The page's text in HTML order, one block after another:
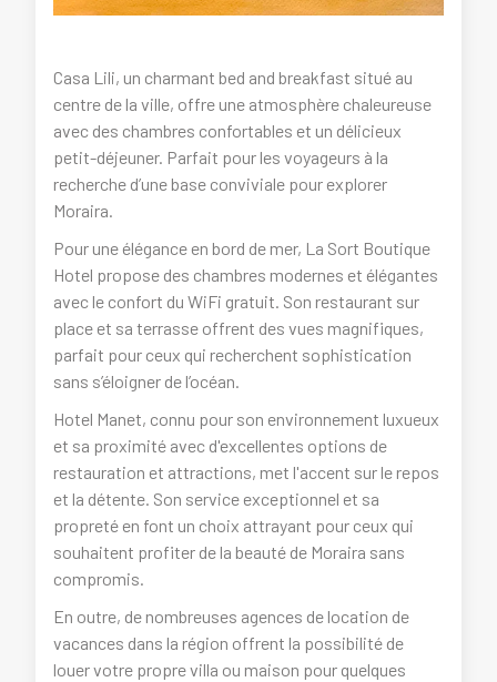
Casa Lili, un charmant bed and breakfast situé au
centre de la ville, offre une atmosphère chaleureuse
avec des chambres confortables et un délicieux
petit-déjeuner. Parfait pour les voyageurs à la
recherche d’une base conviviale pour explorer
Moraira.
Pour une élégance en bord de mer, La Sort Boutique
Hotel propose des chambres modernes et élégantes
avec le confort du WiFi gratuit. Son restaurant sur
place et sa terrasse offrent des vues magnifiques,
parfait pour ceux qui recherchent sophistication
sans s’éloigner de l’océan.
Hotel Manet, connu pour son environnement luxueux
et sa proximité avec d'excellentes options de
restauration et attractions, met l'accent sur le repos
et la détente. Son service exceptionnel et sa
propreté en font un choix attrayant pour ceux qui
souhaitent profiter de la beauté de Moraira sans
compromis.
En outre, de nombreuses agences de location de
vacances dans la région offrent la possibilité de
louer votre propre villa ou maison pour quelques